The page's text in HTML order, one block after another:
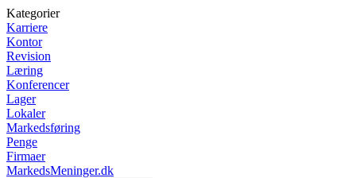
Kategorier
Karriere
Kontor
Revision
Læring
Konferencer
Lager
Lokaler
Markedsføring
Penge
Firmaer
MarkedsMeninger.dk